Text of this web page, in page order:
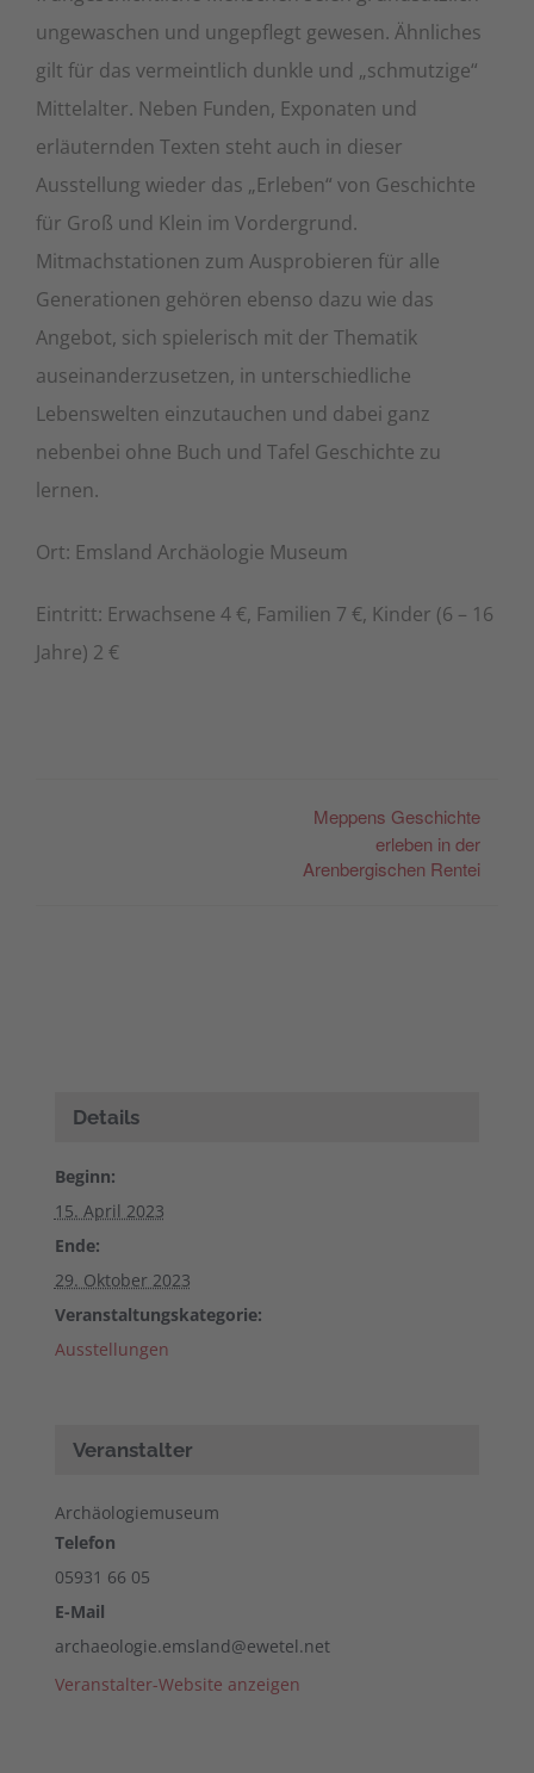
ungewaschen und ungepflegt gewesen. Ähnliches
gilt für das vermeintlich dunkle und „schmutzige“
Mittelalter. Neben Funden, Exponaten und
erläuternden Texten steht auch in dieser
Ausstellung wieder das „Erleben“ von Geschichte
für Groß und Klein im Vordergrund.
Mitmachstationen zum Ausprobieren für alle
Generationen gehören ebenso dazu wie das
Angebot, sich spielerisch mit der Thematik
auseinanderzusetzen, in unterschiedliche
Lebenswelten einzutauchen und dabei ganz
nebenbei ohne Buch und Tafel Geschichte zu
lernen.
Ort: Emsland Archäologie Museum
Eintritt: Erwachsene 4 €, Familien 7 €, Kinder (6 – 16
Jahre) 2 €
Meppens Geschichte
erleben in der
Arenbergischen Rentei
Details
Beginn:
15. April 2023
Ende:
29. Oktober 2023
Veranstaltungskategorie:
Ausstellungen
Veranstalter
Archäologiemuseum
Telefon
05931 66 05
E-Mail
archaeologie.emsland@ewetel.net
Veranstalter-Website anzeigen